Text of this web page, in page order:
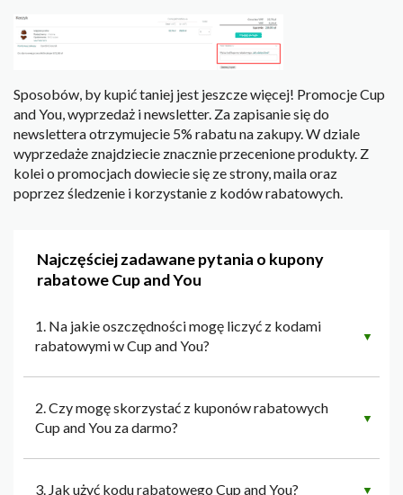
Sposobów, by kupić taniej jest jeszcze więcej! Promocje Cup
and You, wyprzedaż i newsletter. Za zapisanie się do
newslettera otrzymujecie 5% rabatu na zakupy. W dziale
wyprzedaże znajdziecie znacznie przecenione produkty. Z
kolei o promocjach dowiecie się ze strony, maila oraz
poprzez śledzenie i korzystanie z kodów rabatowych.
Najczęściej zadawane pytania o kupony
rabatowe Cup and You
1. Na jakie oszczędności mogę liczyć z kodami
rabatowymi w Cup and You?
▼
2. Czy mogę skorzystać z kuponów rabatowych
Cup and You za darmo?
▼
3. Jak użyć kodu rabatowego Cup and You? ▼